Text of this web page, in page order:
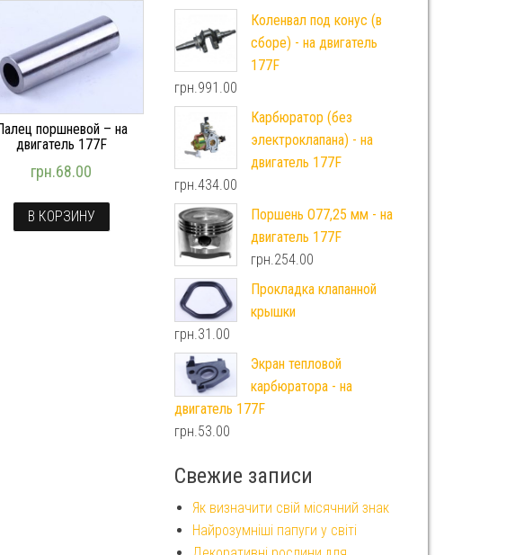
поршневой – на
двигатель 177F
грн.68.00
В КОРЗИНУ
Коленвал под конус (в
сборе) - на двигатель
177F
грн.991.00
Карбюратор (без
электроклапана) - на
двигатель 177F
грн.434.00
Поршень O77,25 мм - на
двигатель 177F
грн.254.00
Прокладка клапанной
крышки
грн.31.00
Экран тепловой
карбюратора - на
двигатель 177F
грн.53.00
Свежие записи
Як визначити свій місячний знак
Найрозумніші папуги у світі